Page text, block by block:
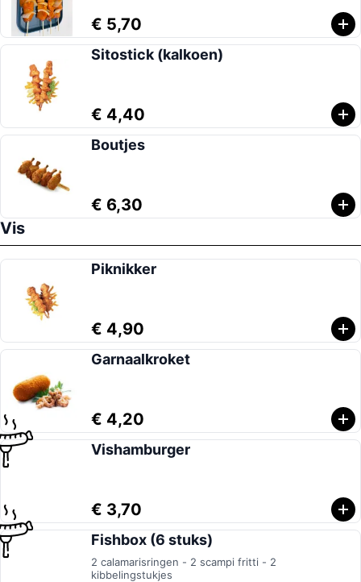
€ 5,70
Sitostick (kalkoen)
€ 4,40
Boutjes
€ 6,30
Vis
Piknikker
€ 4,90
Garnaalkroket
€ 4,20
Vishamburger
€ 3,70
Fishbox (6 stuks)
2 calamarisringen - 2 scampi fritti - 2
kibbelingstukjes